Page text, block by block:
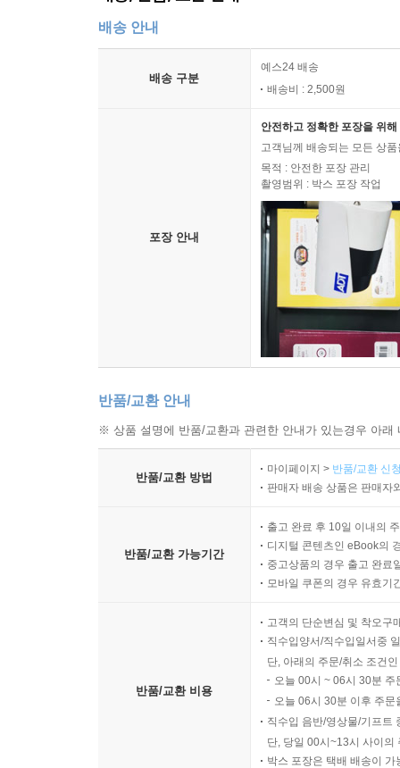
배송 안내
배송 구분
예스24 배송
배송비 : 2,500원
포장 안내
안전하고 정확한 포장을 위
고객님께 배송되는 모든 상
목적 : 안전한 포장 관리
촬영범위 : 박스 포장 작업
반품/교환 안내
※ 상품 설명에 반품/교환과 관련한 안내가 있는경우 아
반품/교환 방법
마이페이지 > 반품/교환 신
판매자 배송 상품은 판매자
반품/교환 가능기간
출고 완료 후 10일 이내의
디지털 콘텐츠인 eBook의
중고상품의 경우 출고 완료
모바일 쿠폰의 경우 유효기
반품/교환 비용
고객의 단순변심 및 착오구
직수입양서/직수입일서중
단, 아래의 주문/취소 조건
오늘 00시 ~ 06시 30분
오늘 06시 30분 이후 주
직수입 음반/영상물/기프트
단, 당일 00시~13시 사이의
박스 포장은 택배 배송이